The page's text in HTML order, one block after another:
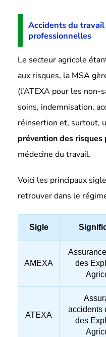
Accidents du
professionnelles
Le secteur agricole
aux risques, la MSA
(l’ATEXA pour les non-
soins, indemnisation,
réinsertion et, surtout,
prévention des
médecine du travail.
Voici les principaux
retrouver dans le
Sigle
AMEXA
des
ATEXA
accidents
des